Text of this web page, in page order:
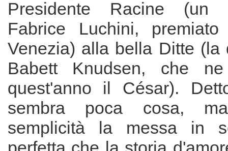
Presidente Racine (un
Fabrice Luchini,
Venezia) alla bella Ditte (la
Babett Knudsen, che
quest'anno il César).
sembra poca cosa,
semplicità la messa in